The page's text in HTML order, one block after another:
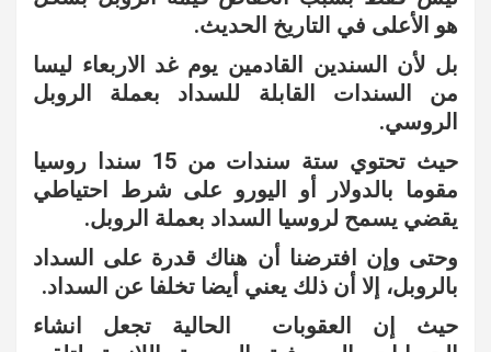
هو الأعلى في التاريخ الحديث.
بل لأن السندين القادمين يوم غد الاربعاء ليسا
من السندات القابلة للسداد بعملة الروبل
الروسي.
حيث تحتوي ستة سندات من 15 سندا روسيا
مقوما بالدولار أو اليورو على شرط احتياطي
يقضي يسمح لروسيا السداد بعملة الروبل.
وحتى وإن افترضنا أن هناك قدرة على السداد
بالروبل، إلا أن ذلك يعني أيضا تخلفا عن السداد.
حيث إن العقوبات الحالية تجعل انشاء